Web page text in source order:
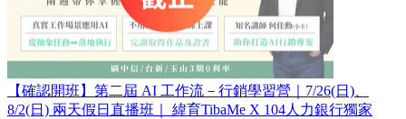
【確認開班】第二屆 AI 工作流－行銷學習營｜7/26(日)、
8/2(日) 兩天假日直播班｜ 緯育TibaMe X 104人力銀行獨家